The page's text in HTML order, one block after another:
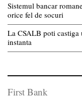
Sistemul bancar
orice fel de socuri
La CSALB poti
instanta
First Bank